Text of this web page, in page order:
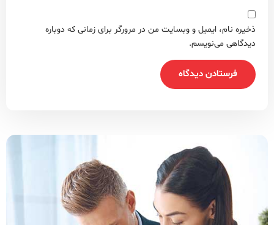
و وبسایت من در مرورگر برای زمانی که دوباره